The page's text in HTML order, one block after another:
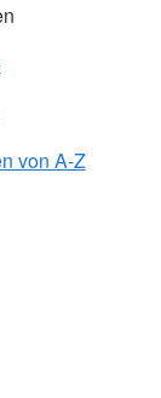
von A-Z